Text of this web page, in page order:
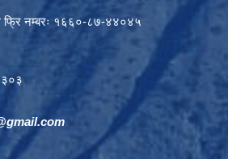
फ्रि नम्बरः १६६०-८७-४४०४५